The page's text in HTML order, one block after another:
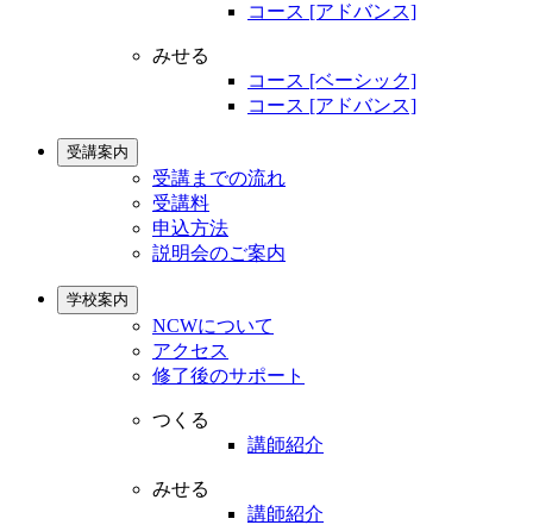
コース [アドバンス]
みせる
コース [ベーシック]
コース [アドバンス]
受講案内
受講までの流れ
受講料
申込方法
説明会のご案内
学校案内
NCWについて
アクセス
修了後のサポート
つくる
講師紹介
みせる
講師紹介